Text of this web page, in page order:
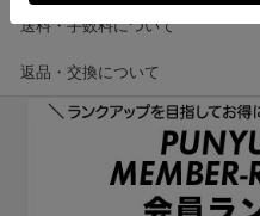
送料・手数料について
返品・交換について